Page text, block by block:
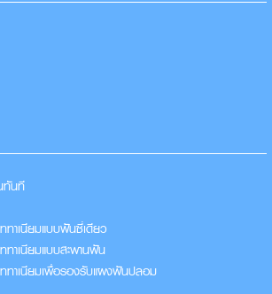
ทันที
ทาเนียมแบบฟันซี่เดียว
ทาเนียมแบบสะพานฟัน
ทาเนียมเพื่อรองรับแผงฟันปลอม